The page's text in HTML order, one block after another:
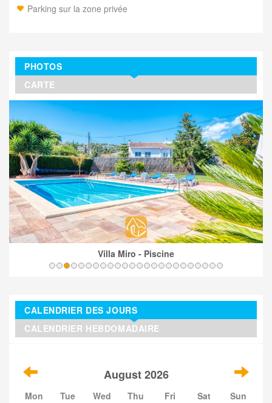
Parking sur la zone privée
PHOTOS
CARTE
Villa Miro - Piscine
CALENDRIER DES JOURS
CALENDRIER HEBDOMADAIRE
August 2026
Mon Tue Wed Thu Fri Sat Sun